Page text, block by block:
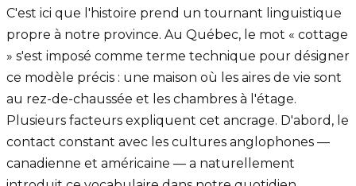
C'est ici que l'histoire prend un tournant linguistique
propre à notre province. Au Québec, le mot « cottage
» s'est imposé comme terme technique pour désigner
ce modèle précis : une maison où les aires de vie sont
au rez-de-chaussée et les chambres à l'étage.
Plusieurs facteurs expliquent cet ancrage. D'abord, le
contact constant avec les cultures anglophones —
canadienne et américaine — a naturellement